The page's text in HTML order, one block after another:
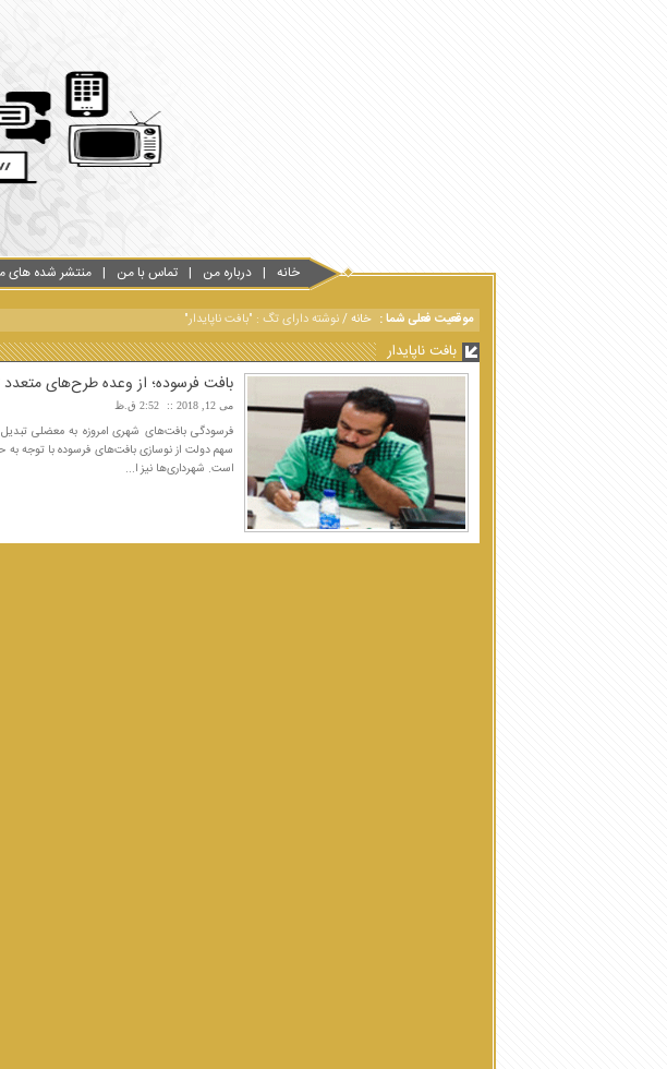
خانه درباره من تماس با من منتشر شده های
موقعیت فعلی شما : خانه/نوشته دارای تگ : "بافت ناپایدار"
بافت ناپایدار
بافت فرسوده؛ از وعده طرح‌های
می 12, 2018 2:52 ق.ظ
فرسودگی بافت‌های شهری امروزه به معضلی
سهم دولت از نوسازی بافت‌های فرسوده با توجه
است. شهرداری‌ها نیز ا...